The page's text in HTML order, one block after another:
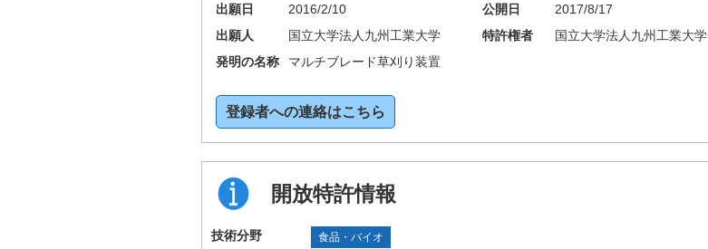
出願日
2016/2/10 公開日
2017/8/17
出願人
国立大学法人九州工業大学 特許権者 国立大学法人九州工業大学
発明の名称
マルチブレード草刈り装置
登録者への連絡はこちら
開放特許情報
技術分野 食品・バイオ